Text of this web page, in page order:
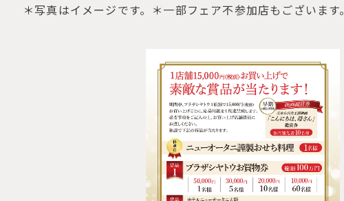
＊写真はイメージです。＊一部フェア不参加店もございます。